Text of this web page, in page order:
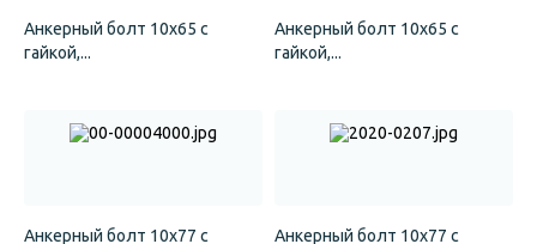
Анкерный болт 10х65 с
гайкой,...
Анкерный болт 10х65 с
гайкой,...
Анкерный болт 10х77 с Анкерный болт 10х77 с